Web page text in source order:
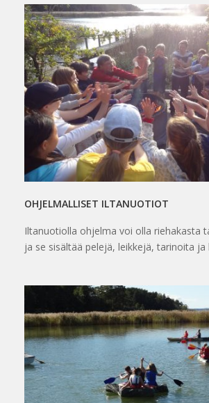
OHJELMALLISET ILTANUOTIOT
Iltanuotiolla ohjelma voi olla riehakasta
ja se sisältää pelejä, leikkejä, tarinoita ja